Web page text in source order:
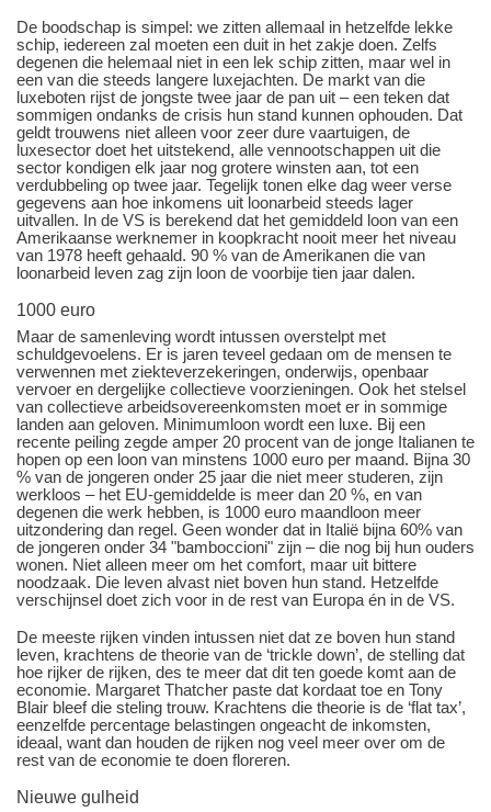
De boodschap is simpel: we zitten allemaal in hetzelfde lekke
schip, iedereen zal moeten een duit in het zakje doen. Zelfs
degenen die helemaal niet in een lek schip zitten, maar wel in
een van die steeds langere luxejachten. De markt van die
luxeboten rijst de jongste twee jaar de pan uit – een teken dat
sommigen ondanks de crisis hun stand kunnen ophouden. Dat
geldt trouwens niet alleen voor zeer dure vaartuigen, de
luxesector doet het uitstekend, alle vennootschappen uit die
sector kondigen elk jaar nog grotere winsten aan, tot een
verdubbeling op twee jaar. Tegelijk tonen elke dag weer verse
gegevens aan hoe inkomens uit loonarbeid steeds lager
uitvallen. In de VS is berekend dat het gemiddeld loon van een
Amerikaanse werknemer in koopkracht nooit meer het niveau
van 1978 heeft gehaald. 90 % van de Amerikanen die van
loonarbeid leven zag zijn loon de voorbije tien jaar dalen.
1000 euro
Maar de samenleving wordt intussen overstelpt met
schuldgevoelens. Er is jaren teveel gedaan om de mensen te
verwennen met ziekteverzekeringen, onderwijs, openbaar
vervoer en dergelijke collectieve voorzieningen. Ook het stelsel
van collectieve arbeidsovereenkomsten moet er in sommige
landen aan geloven. Minimumloon wordt een luxe. Bij een
recente peiling zegde amper 20 procent van de jonge Italianen te
hopen op een loon van minstens 1000 euro per maand. Bijna 30
% van de jongeren onder 25 jaar die niet meer studeren, zijn
werkloos – het EU-gemiddelde is meer dan 20 %, en van
degenen die werk hebben, is 1000 euro maandloon meer
uitzondering dan regel. Geen wonder dat in Italië bijna 60% van
de jongeren onder 34 "bamboccioni" zijn – die nog bij hun ouders
wonen. Niet alleen meer om het comfort, maar uit bittere
noodzaak. Die leven alvast niet boven hun stand. Hetzelfde
verschijnsel doet zich voor in de rest van Europa én in de VS.
De meeste rijken vinden intussen niet dat ze boven hun stand
leven, krachtens de theorie van de ‘trickle down’, de stelling dat
hoe rijker de rijken, des te meer dat dit ten goede komt aan de
economie. Margaret Thatcher paste dat kordaat toe en Tony
Blair bleef die steling trouw. Krachtens die theorie is de ‘flat tax’,
eenzelfde percentage belastingen ongeacht de inkomsten,
ideaal, want dan houden de rijken nog veel meer over om de
rest van de economie te doen floreren.
Nieuwe gulheid